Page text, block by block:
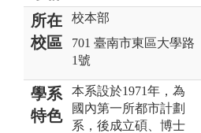
所在
校區
校本部
701 臺南市東區大學路
1號
學系
特色
本系設於1971年，為
國內第一所都市計劃
系，後成立碩、博士